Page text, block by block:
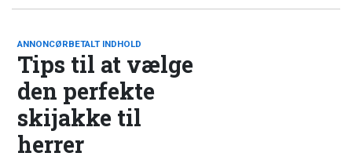
ANNONCØRBETALT INDHOLD
Tips til at vælge
den perfekte
skijakke til
herrer